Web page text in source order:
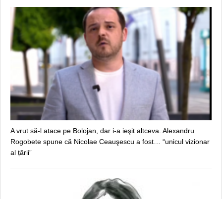
A vrut să-l atace pe Bolojan, dar i-a ieşit altceva. Alexandru
Rogobete spune că Nicolae Ceauşescu a fost… “unicul vizionar
al țării”